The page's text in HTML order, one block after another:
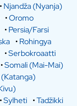
•Njandža (Nyanja)
•Oromo
•Persia/Farsi
•Rohingya
•Serbokroaatti
•Somali (Mai-Mai)
•Sylheti •Tadžikki